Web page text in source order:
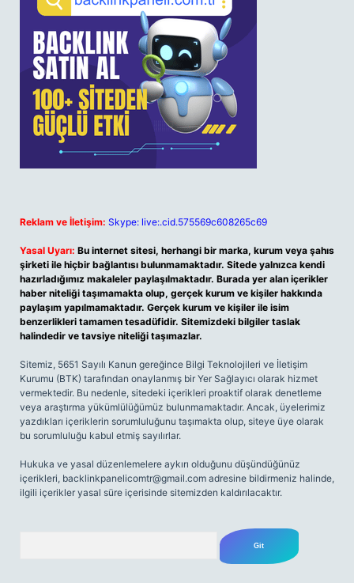
Reklam ve İletişim: Skype: live:.cid.575569c608265c69
Yasal Uyarı: Bu internet sitesi, herhangi bir marka, kurum veya şahıs
şirketi ile hiçbir bağlantısı bulunmamaktadır. Sitede yalnızca kendi
hazırladığımız makaleler paylaşılmaktadır. Burada yer alan içerikler
haber niteliği taşımamakta olup, gerçek kurum ve kişiler hakkında
paylaşım yapılmamaktadır. Gerçek kurum ve kişiler ile isim
benzerlikleri tamamen tesadüfidir. Sitemizdeki bilgiler taslak
halindedir ve tavsiye niteliği taşımazlar.
Sitemiz, 5651 Sayılı Kanun gereğince Bilgi Teknolojileri ve İletişim
Kurumu (BTK) tarafından onaylanmış bir Yer Sağlayıcı olarak hizmet
vermektedir. Bu nedenle, sitedeki içerikleri proaktif olarak denetleme
veya araştırma yükümlülüğümüz bulunmamaktadır. Ancak, üyelerimiz
yazdıkları içeriklerin sorumluluğunu taşımakta olup, siteye üye olarak
bu sorumluluğu kabul etmiş sayılırlar.
Hukuka ve yasal düzenlemelere aykırı olduğunu düşündüğünüz
içerikleri, backlinkpanelicomtr@gmail.com adresine bildirmeniz halinde,
ilgili içerikler yasal süre içerisinde sitemizden kaldırılacaktır.